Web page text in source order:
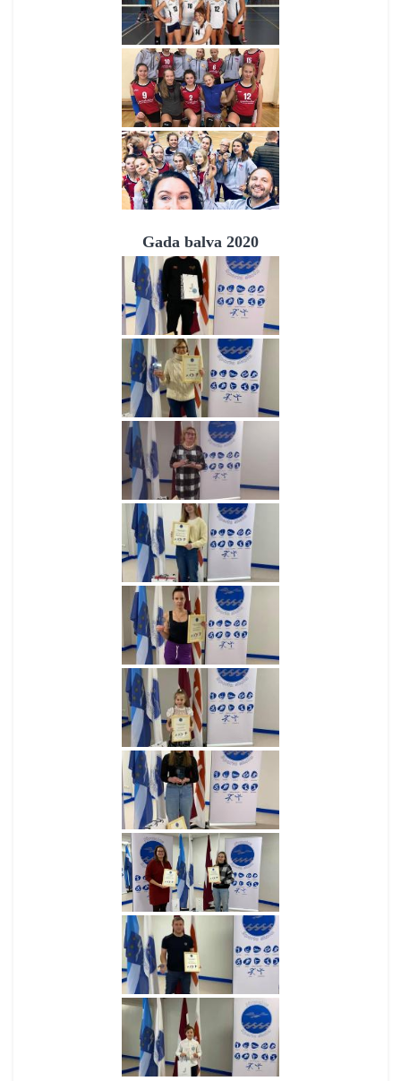
Gada balva 2020